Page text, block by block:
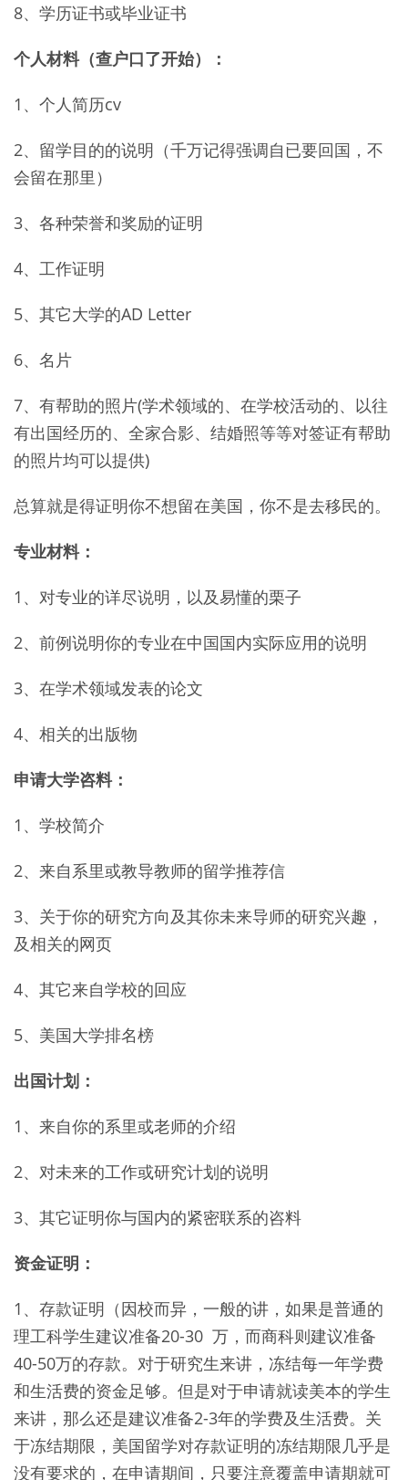
8、学历证书或毕业证书
个人材料（查户口了开始）：
1、个人简历cv
2、留学目的的说明（千万记得强调自已要回国，不
会留在那里）
3、各种荣誉和奖励的证明
4、工作证明
5、其它大学的AD Letter
6、名片
7、有帮助的照片(学术领域的、在学校活动的、以往
有出国经历的、全家合影、结婚照等等对签证有帮助
的照片均可以提供)
总算就是得证明你不想留在美国，你不是去移民的。
专业材料：
1、对专业的详尽说明，以及易懂的栗子
2、前例说明你的专业在中国国内实际应用的说明
3、在学术领域发表的论文
4、相关的出版物
申请大学咨料：
1、学校简介
2、来自系里或教导教师的留学推荐信
3、关于你的研究方向及其你未来导师的研究兴趣，
及相关的网页
4、其它来自学校的回应
5、美国大学排名榜
出国计划：
1、来自你的系里或老师的介绍
2、对未来的工作或研究计划的说明
3、其它证明你与国内的紧密联系的咨料
资金证明：
1、存款证明（因校而异，一般的讲，如果是普通的
理工科学生建议准备20-30 万，而商科则建议准备
40-50万的存款。对于研究生来讲，冻结每一年学费
和生活费的资金足够。但是对于申请就读美本的学生
来讲，那么还是建议准备2-3年的学费及生活费。关
于冻结期限，美国留学对存款证明的冻结期限几乎是
没有要求的，在申请期间，只要注意覆盖申请期就可